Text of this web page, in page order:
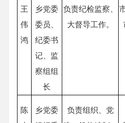
王
伟
鸿
乡党委
委员、
纪委书
记、监
察组组
长
负责纪检监察、
大督导工作。
陈
乡党委
负责组织、党